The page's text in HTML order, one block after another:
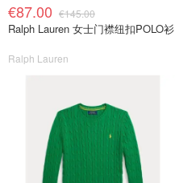
€87.00 €145.00
Ralph Lauren 女士门襟纽扣POLO衫
Ralph Lauren